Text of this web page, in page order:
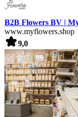
B2B Flowers BV |
www.myflowers.shop
9,0